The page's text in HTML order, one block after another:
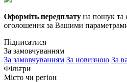
Оформіть передплату на пошук та
оголошення за Вашими
Підписатися
За замовчуванням
За замовчуванням За новизною За
Фільтри
Місто чи регіон